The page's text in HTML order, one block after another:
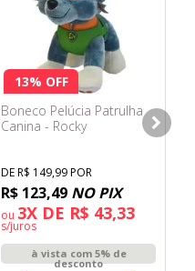
13% OFF
Boneco Pelúcia Patrulha
Canina - Rocky
DE R$ 149,99 POR
R$ 123,49 NO PIX
ou 3X DE R$ 43,33
s/juros
à vista com 5% de
desconto